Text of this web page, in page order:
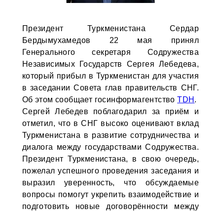
Президент Туркменистана Сердар
Бердымухамедов 22 мая принял
Генерального секретаря Содружества
Независимых Государств Сергея Лебедева,
который прибыл в Туркменистан для участия
в заседании Совета глав правительств СНГ.
Об этом сообщает госинформагентствоTDH .
Сергей Лебедев поблагодарил за приём и
отметил, что в СНГ высоко оценивают вклад
Туркменистана в развитие сотрудничества и
диалога между государствами Содружества.
Президент Туркменистана, в свою очередь,
пожелал успешного проведения заседания и
выразил уверенность, что обсуждаемые
вопросы помогут укрепить взаимодействие и
подготовить новые договорённости между